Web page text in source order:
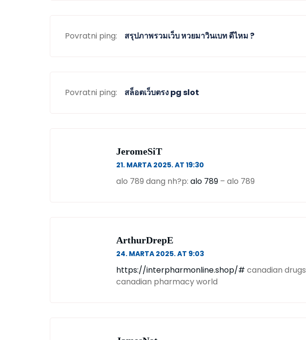
Povratni ping: สรุปภาพรวมเว็บ หวยมาวินเบท ดีไหม ?
Povratni ping: สล็อตเว็บตรง pg slot
JeromeSiT
21. MARTA 2025. AT 19:30
alo 789 dang nh?p: alo 789 – alo 789
ArthurDrepE
24. MARTA 2025. AT 9:03
https://interpharmonline.shop/# canadian drugs
canadian pharmacy world